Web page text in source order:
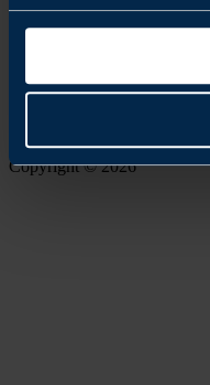
Följ oss
Copyright © 2026